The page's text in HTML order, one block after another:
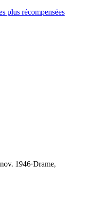
plus récompensées
1946·Drame,